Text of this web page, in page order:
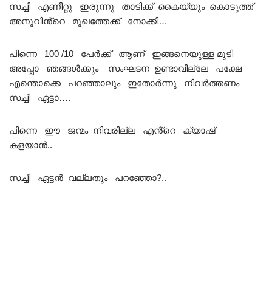
സച്ചി എണീറ്റു ഇരുന്നു താടിക്ക് കൈയ്യും കൊടുത്ത്
അനുവിൻ്റെ മുഖത്തേക്ക് നോക്കി…
പിന്നെ 100 /10 പേർക്ക് ആണ് ഇങ്ങനെയുള്ള മുടി
അപ്പോ ഞങ്ങൾക്കും സംഘടന ഉണ്ടാവില്ലേ പക്ഷേ
എന്തൊക്കെ പറഞ്ഞാലും ഇതോർന്നു നിവർത്തണം
സച്ചി ഏട്ടാ….
പിന്നെ ഈ ജന്മം നിവരില്ല എൻ്റെ ക്യാഷ്
കളയാൻ..
സച്ചി ഏട്ടൻ വല്ലതും പറഞ്ഞോ?..